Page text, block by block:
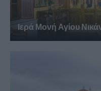
Ιερά Μονή Αγίου